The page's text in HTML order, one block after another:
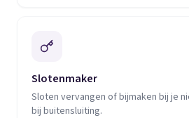
Slotenmaker
Sloten vervangen of bijmaken bij je
bij buitensluiting.